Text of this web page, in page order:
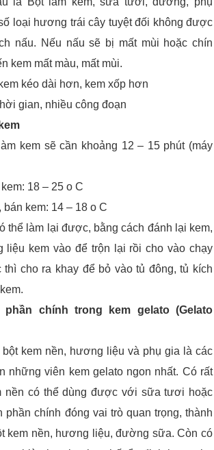
loại hương trái cây tuyệt đối không được
nấu. Nếu nấu sẽ bị mất mùi hoặc chín
kem mất màu, mất mùi.
kéo dài hơn, kem xốp hơn
gian, nhiều công đoạn
kem sẽ cần khoảng 12 – 15 phút (máy
18 – 25 o C
bán kem: 14 – 18 o C
thể làm lại được, bằng cách đánh lại kem,
liệu kem vào để trộn lại rồi cho vào chạy
thì cho ra khay để bỏ vào tủ đông, tủ kích
phần chính trong kem gelato (Gelato
kem nền, hương liệu và phụ gia là các
những viên kem gelato ngon nhất. Có rất
nền có thể dùng được với sữa tươi hoặc
chính đóng vai trò quan trọng, thành
kem nền, hương liệu, đường sữa. Còn có